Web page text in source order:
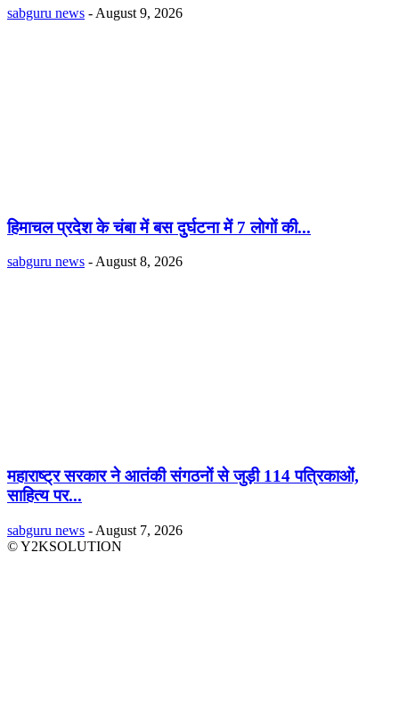
sabguru news - August 9, 2026
हिमाचल प्रदेश के चंबा में बस दुर्घटना में 7 लोगों की...
sabguru news - August 8, 2026
महाराष्ट्र सरकार ने आतंकी संगठनों से जुड़ी 114 पत्रिकाओं,
साहित्य पर...
sabguru news - August 7, 2026
© Y2KSOLUTION